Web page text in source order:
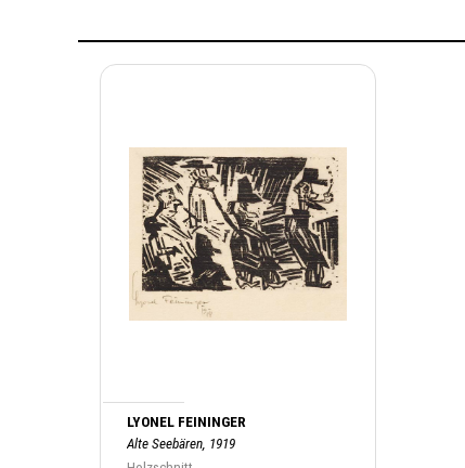
LYONEL FEININGER
Alte Seebären, 1919